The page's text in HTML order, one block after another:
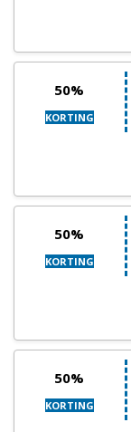
50%
KORTING
50%
KORTING
50%
KORTING